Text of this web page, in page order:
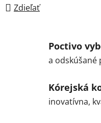
Zdieľať
Poctivo
a odskúšané
Kórejská
inovatívna,